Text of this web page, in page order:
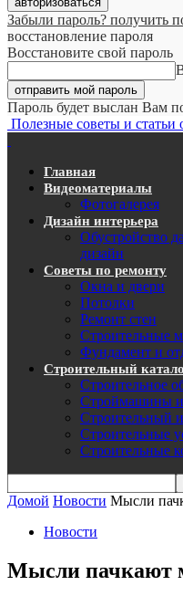
Забыли пароль? получить
восстановление пароля
Восстановите свой пароль
Пароль будет выслан Вам
Полезные советы и статьи
Главная
Видеоматериалы
Фотогалерея
Дизайн интерьера
Обустройство
дизайн
Советы по ремонту
Окна и двери
Потолки
Ремонт стен
Строительные
Фундамент и
Строительный
Строительное
Строймашины и
Строительный
Строительные
Строительные
Домой Новости Мысли
Новости
Мысли пачкают